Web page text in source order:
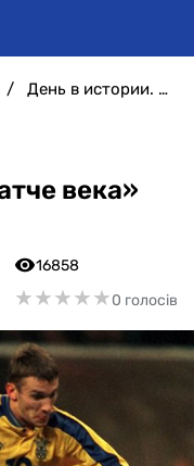
День в истории. В «матче века» одолели россиян
века»
16858
★★★★★
★★★★★0 голосів